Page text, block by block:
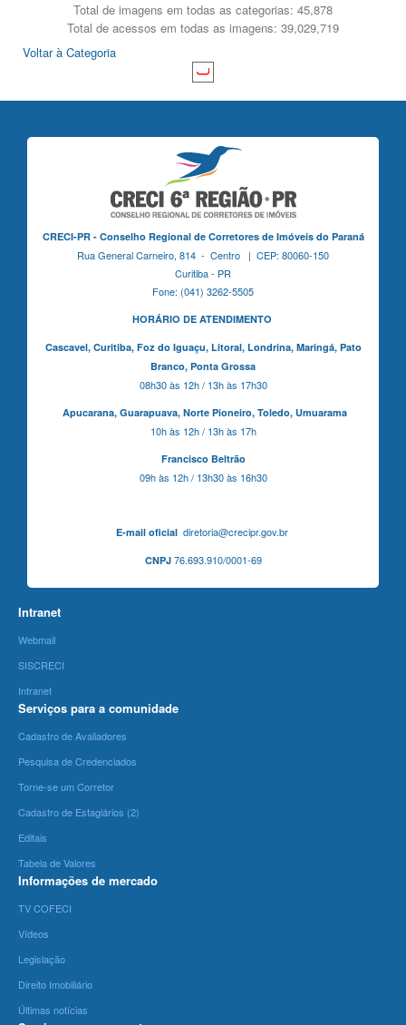
Total de imagens em todas as categorias: 45,878
Total de acessos em todas as imagens: 39,029,719
Voltar à Categoria
CRECI-PR - Conselho Regional de Corretores de Imóveis do Paraná
Rua General Carneiro, 814 - Centro | CEP: 80060-150
Curitiba - PR
Fone: (041) 3262-5505
HORÁRIO DE ATENDIMENTO
Cascavel, Curitiba,Foz do Iguaçu, Litoral, Londrina, Maringá, Pato
Branco, Ponta Grossa
08h30 às 12h / 13h às 17h30
Apucarana, Guarapuava, Norte Pioneiro, Toledo, Umuarama
10h às 12h / 13h às 17h
Francisco Beltrão
09h às 12h / 13h30 às 16h30
E-mail oficialdiretoria@crecipr.gov.br
CNPJ76.693.910/0001-69
Intranet
Webmail
SISCRECI
Intranet
Serviços para a comunidade
Cadastro de Avaliadores
Pesquisa de Credenciados
Torne-se um Corretor
Cadastro de Estagiários (2)
Editais
Tabela de Valores
Informações de mercado
TV COFECI
Vídeos
Legislação
Direito Imobiliário
Últimas notícias